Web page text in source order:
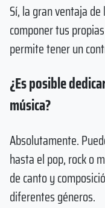
Sí, la gran ventaja
componer tus
permite tener un
¿Es posible
música?
Absolutamente.
hasta el pop, rock o
de canto y
diferentes géneros.